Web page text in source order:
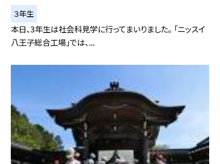
３年生
本日、3年生は社会科見学に行ってまいりました。 「ニッスイ
八王子総合工場」では、...